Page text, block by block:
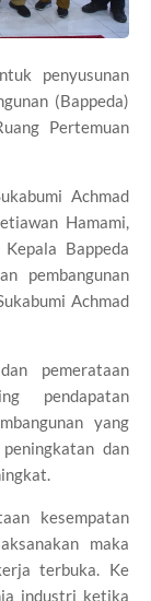
penyusunan
(Bappeda)
Pertemuan
Achmad
Hamami,
Bappeda
pembangunan
Achmad
pemerataan
pendapatan
yang
dan
kesempatan
maka
terbuka. Ke
industri ketika